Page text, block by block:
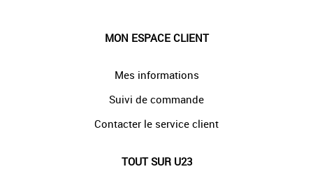
MON ESPACE CLIENT
Mes informations
Suivi de commande
Contacter le service client
TOUT SUR U23